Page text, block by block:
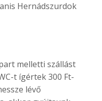
Hernádszurdok
melletti szállást
t ígértek 300 Ft-
lévő